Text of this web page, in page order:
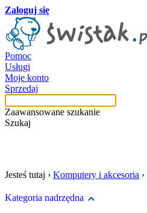
Zaloguj się
Pomoc
Usługi
Moje konto
Sprzedaj
Zaawansowane szukanie
Szukaj
Jesteś tutaj › Komputery i akcesoria ›
Kategoria nadrzędna